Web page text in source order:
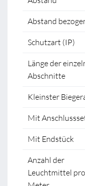
Abstand
Schutzart (IP)
Länge der
Abschnitte
Kleinster
Mit
Mit Endstück
Anzahl der
Leuchtmittel pro